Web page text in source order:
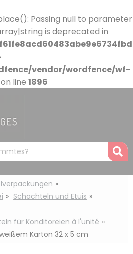
Passing null to parameter
is deprecated in
vendor/wordfence/wf-
on line 1896
Schachteln und Etuis
für Konditoreien à l'unité
Karton 32 x 5 cm